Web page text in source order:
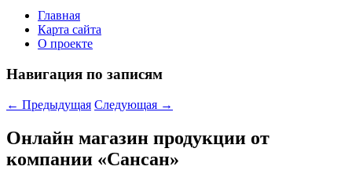
Главная
Карта сайта
О проекте
Навигация по записям
← Предыдущая Следующая →
Онлайн магазин продукции от
компании «Сансан»